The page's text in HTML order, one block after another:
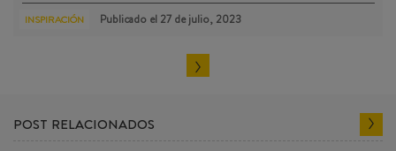
INSPIRACIÓN Publicado el 27 de julio, 2023
POST RELACIONADOS